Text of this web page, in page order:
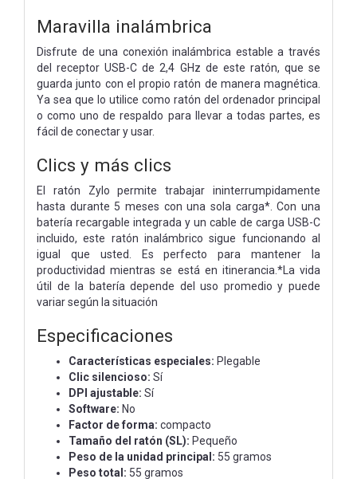
Maravilla inalámbrica
Disfrute de una conexión inalámbrica estable a través
del receptor USB-C de 2,4 GHz de este ratón, que se
guarda junto con el propio ratón de manera magnética.
Ya sea que lo utilice como ratón del ordenador principal
o como uno de respaldo para llevar a todas partes, es
fácil de conectar y usar.
Clics y más clics
El ratón Zylo permite trabajar ininterrumpidamente
hasta durante 5 meses con una sola carga*. Con una
batería recargable integrada y un cable de carga USB-C
incluido, este ratón inalámbrico sigue funcionando al
igual que usted. Es perfecto para mantener la
productividad mientras se está en itinerancia.*La vida
útil de la batería depende del uso promedio y puede
variar según la situación
Especificaciones
Características especiales: Plegable
Clic silencioso: Sí
DPI ajustable: Sí
Software: No
Factor de forma: compacto
Tamaño del ratón (SL): Pequeño
Peso de la unidad principal: 55 gramos
Peso total: 55 gramos